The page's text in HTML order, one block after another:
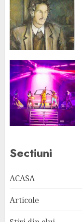
Sectiuni
ACASA
Articole